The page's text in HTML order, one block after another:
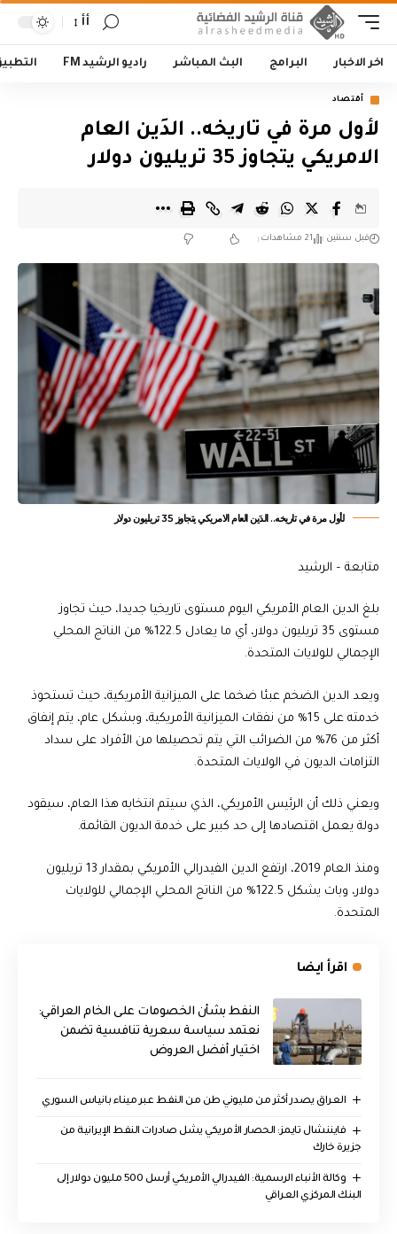
أأ
اخر الاخبار البرامج البث المباشر راديو الرشيد FM
أقتصاد
لأول مرة في تاريخه.. الدَين العام
الامريكي يتجاوز 35 تريليون دولار
قبل سنتين 21 مشاهدات
لأول مرة في تاريخه.. الدَين العام الامريكي يتجاوز 35 تريليون دولار
متابعة – الرشيد
‎بلغ الدين العام الأمريكي اليوم مستوى تاريخيا جديدا، حيث تجاوز
مستوى 35 تريليون دولار، أي ما يعادل 122.5% من الناتج المحلي
الإجمالي للولايات المتحدة.
‎ويعد الدين الضخم عبئا ضخما على الميزانية الأمريكية، حيث تستحوذ
خدمته على 15% من نفقات الميزانية الأمريكية، وبشكل عام، يتم إنفاق
أكثر من 76% من الضرائب التي يتم تحصيلها من الأفراد على سداد
التزامات الديون في الولايات المتحدة.
‎ويعني ذلك أن الرئيس الأمريكي، الذي سيتم انتخابه هذا العام، سيقود
دولة يعمل اقتصادها إلى حد كبير على خدمة الديون القائمة.
‎ومنذ العام 2019، ارتفع الدين الفيدرالي الأمريكي بمقدار 13 تريليون
دولار، وبات يشكل 122.5% من الناتج المحلي الإجمالي للولايات
المتحدة.
اقرأ ايضا
النفط بشأن الخصومات على الخام العراقي:
نعتمد سياسة سعرية تنافسية تضمن
اختيار أفضل العروض
العراق يصدر أكثر من مليوني طن من النفط عبر ميناء بانياس السوري
فايننشال تايمز: الحصار الأمريكي يشل صادرات النفط الإيرانية من
جزيرة خارك
وكالة الأنباء الرسمية: الفيدرالي الأمريكي أرسل 500 مليون دولار إلى
البنك المركزي العراقي